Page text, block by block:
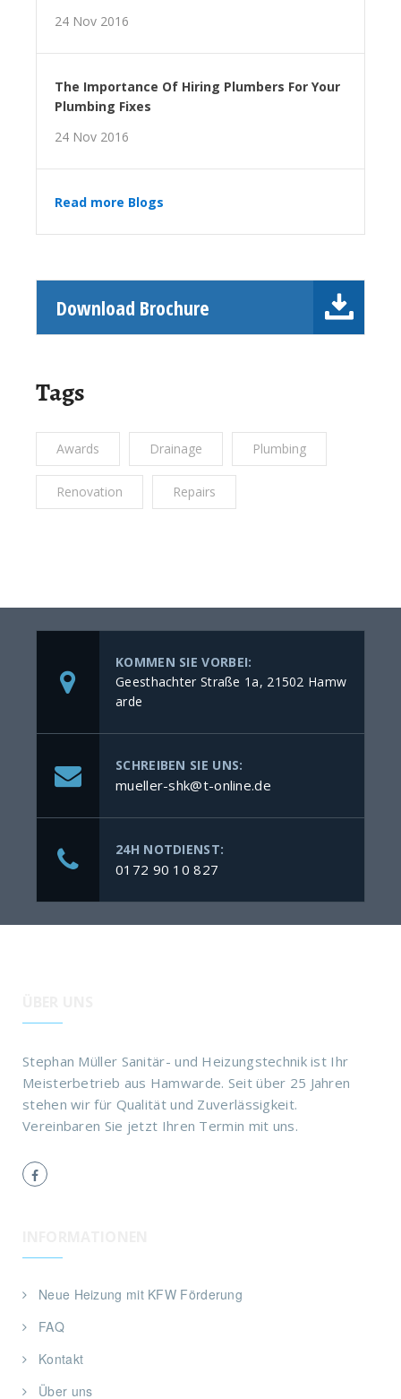
24 Nov 2016
The Importance Of Hiring Plumbers For Your
Plumbing Fixes
24 Nov 2016
Read more Blogs
Download Brochure
Tags
Awards Drainage Plumbing
Renovation Repairs
KOMMEN SIE VORBEI:
Geesthachter Straße 1a, 21502 Hamw
arde
SCHREIBEN SIE UNS:
mueller-shk@t-online.de
24H NOTDIENST:
0172 90 10 827
Stephan Müller Sanitär- und Heizungstechnik ist Ihr
Meisterbetrieb aus Hamwarde. Seit über 25 Jahren
stehen wir für Qualität und Zuverlässigkeit.
Vereinbaren Sie jetzt Ihren Termin mit uns.
Neue Heizung mit KFW Förderung
FAQ
Kontakt
Über uns